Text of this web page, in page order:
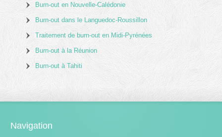
Burn-out en Nouvelle-Calédonie
Burn-out dans le Languedoc-Roussillon
Traitement de burn-out en Midi-Pyrénées
Burn-out à la Réunion
Burn-out à Tahiti
Navigation